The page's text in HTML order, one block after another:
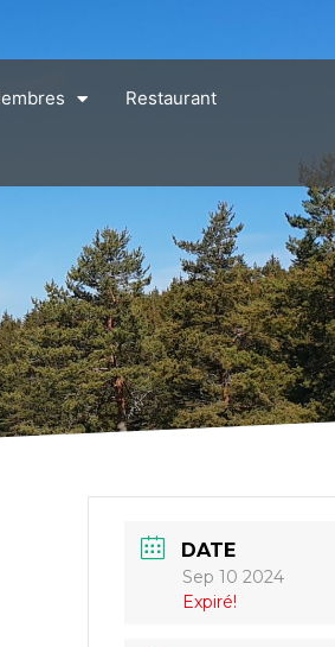
Restaurant
DATE
Sep 10 2024
Expiré!